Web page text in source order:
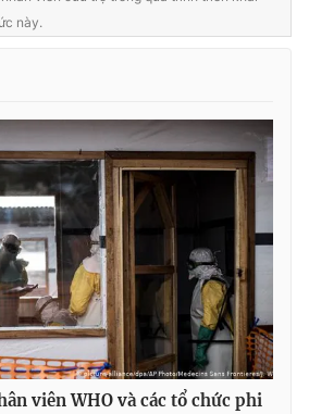
này.
viên WHO và các tổ chức phi